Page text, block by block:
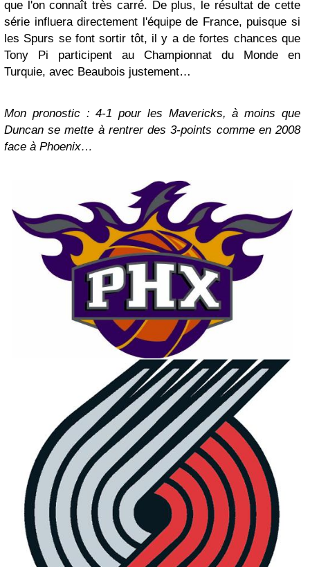
que l'on connaît très carré. De plus, le résultat de cette
série influera directement l'équipe de France, puisque si
les Spurs se font sortir tôt, il y a de fortes chances que
Tony Pi participent au Championnat du Monde en
Turquie, avec Beaubois justement…
Mon pronostic : 4-1 pour les Mavericks, à moins que
Duncan se mette à rentrer des 3-points comme en 2008
face à Phoenix…